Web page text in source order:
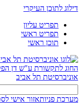
דילוג לתוכן העיקרי
תפריט עליון
תפריט ראשי
תוכן ראשי
החוג לתקשורת ע"ש דן
אוניברסיטת תל אביב
מערכת פניותאזור אישי